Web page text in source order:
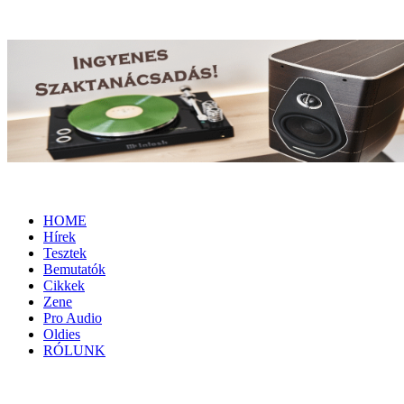
HOME
Hírek
Tesztek
Bemutatók
Cikkek
Zene
Pro Audio
Oldies
RÓLUNK